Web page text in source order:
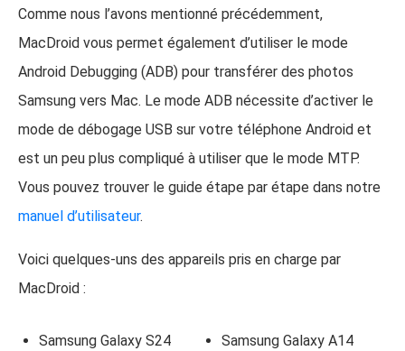
Comme nous l’avons mentionné précédemment,
MacDroid vous permet également d’utiliser le mode
Android Debugging (ADB) pour transférer des photos
Samsung vers Mac. Le mode ADB nécessite d’activer le
mode de débogage USB sur votre téléphone Android et
est un peu plus compliqué à utiliser que le mode MTP.
Vous pouvez trouver le guide étape par étape dans notre
manuel d’utilisateur.
Voici quelques-uns des appareils pris en charge par
MacDroid :
Samsung Galaxy S24 Samsung Galaxy A14